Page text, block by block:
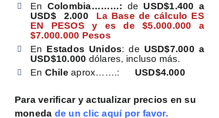
En Colombia………: de USD$1.400 a
USD$ 2.000
La Base de cálculo ES
EN PESOS y es de $5.000.000 a
$7.000.000 Pesos
En Estados Unidos: de USD$7.000 a
USD$10.000 dólares, incluso más.
En Chile aprox…….: USD$4.000
Para verificar y actualizar precios en su
moneda de un clic aquí por favor.